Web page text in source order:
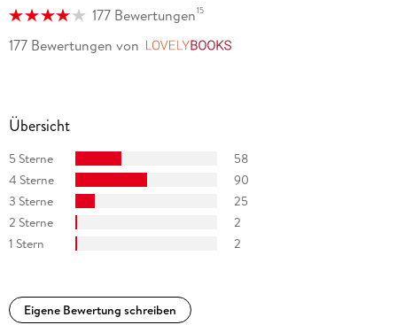
177 Bewertungen15
177 Bewertungen von
Übersicht
5 Sterne
58
4 Sterne
90
3 Sterne
25
2 Sterne
2
1 Stern
2
Eigene Bewertung schreiben